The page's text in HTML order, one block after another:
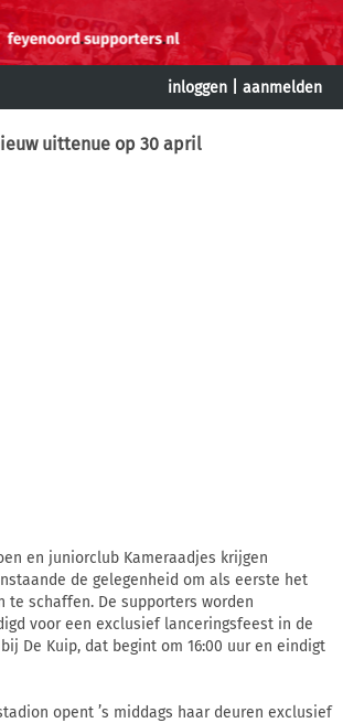
inloggen aanmelden
uittenue op 30 april
en juniorclub Kameraadjes krijgen
de gelegenheid om als eerste het
te schaffen. De supporters worden
voor een exclusief lanceringsfeest in de
De Kuip, dat begint om 16:00 uur en eindigt
opent ’s middags haar deuren exclusief